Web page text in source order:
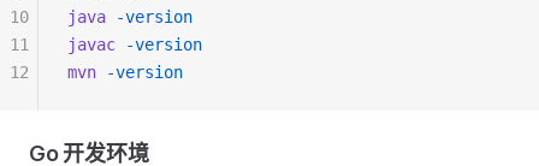
java -version
javac -version
mvn -version
10
11
12
Go 开发环境